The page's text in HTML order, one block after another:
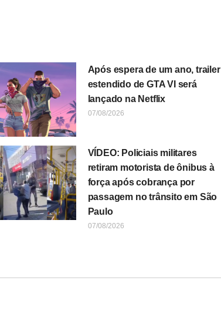
Após espera de um ano, trailer
estendido de GTA VI será
lançado na Netflix
07/08/2026
VÍDEO: Policiais militares
retiram motorista de ônibus à
força após cobrança por
passagem no trânsito em São
Paulo
07/08/2026